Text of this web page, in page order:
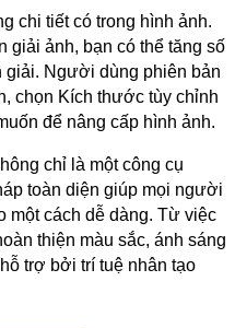
chi tiết có trong hình ảnh.
giải ảnh, bạn có thể tăng số
giải. Người dùng phiên bản
chọn Kích thước tùy chỉnh
để nâng cấp hình ảnh.
chỉ là một công cụ
toàn diện giúp mọi người
một cách dễ dàng. Từ việc
thiện màu sắc, ánh sáng
trợ bởi trí tuệ nhân tạo